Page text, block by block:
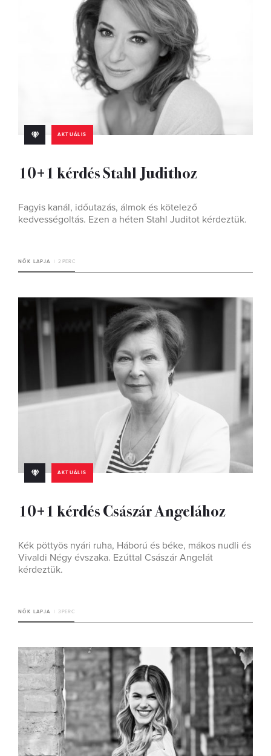
AKTUÁLIS
10+1 kérdés Stahl Judithoz
Fagyis kanál, időutazás, álmok és kötelező
kedvességoltás. Ezen a héten Stahl Juditot kérdeztük.
NŐK LAPJA 2 PERC
AKTUÁLIS
10+1 kérdés Császár Angelához
Kék pöttyös nyári ruha, Háború és béke, mákos nudli és
Vivaldi Négy évszaka. Ezúttal Császár Angelát
kérdeztük.
NŐK LAPJA 3 PERC